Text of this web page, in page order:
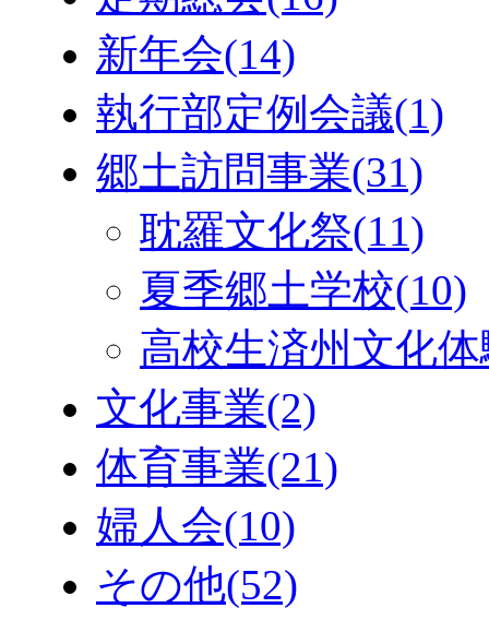
新年会(14)
執行部定例会議(1)
郷土訪問事業(31)
耽羅文化祭(11)
夏季郷土学校(10)
高校生済州文化
文化事業(2)
体育事業(21)
婦人会(10)
その他(52)